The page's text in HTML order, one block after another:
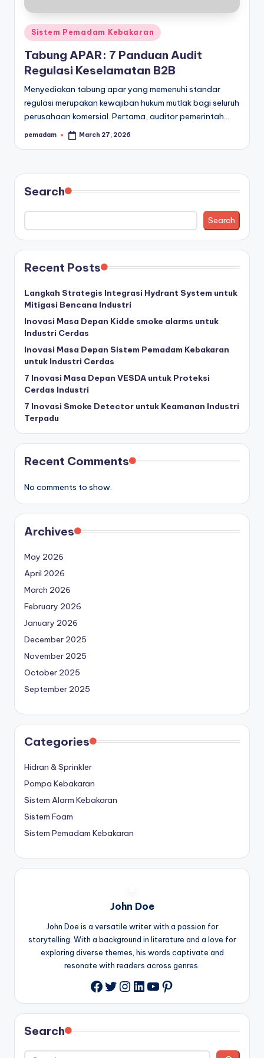
Posted
in
Sistem Pemadam Kebakaran
Tabung APAR: 7 Panduan Audit
Regulasi Keselamatan B2B
Menyediakan tabung apar yang memenuhi standar
regulasi merupakan kewajiban hukum mutlak bagi seluruh
perusahaan komersial. Pertama, auditor pemerintah…
Posted
pemadam March 27, 2026
Search
Search
Recent Posts
Langkah Strategis Integrasi Hydrant System untuk
Mitigasi Bencana Industri
Inovasi Masa Depan Kidde smoke alarms untuk
Industri Cerdas
Inovasi Masa Depan Sistem Pemadam Kebakaran
untuk Industri Cerdas
7 Inovasi Masa Depan VESDA untuk Proteksi
Cerdas Industri
7 Inovasi Smoke Detector untuk Keamanan Industri
Terpadu
Recent Comments
No comments to show.
Archives
May 2026
April 2026
March 2026
February 2026
January 2026
December 2025
November 2025
October 2025
September 2025
Categories
Hidran & Sprinkler
Pompa Kebakaran
Sistem Alarm Kebakaran
Sistem Foam
Sistem Pemadam Kebakaran
John Doe
John Doe is a versatile writer with a passion for
storytelling. With a background in literature and a love for
exploring diverse themes, his words captivate and
resonate with readers across genres.
Facebook
Twitter
Instagram
LinkedIn
YouTube
Pinterest
Search